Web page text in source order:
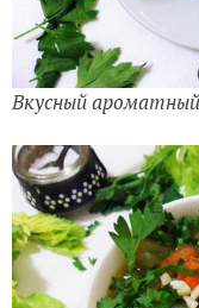
Вкусный ароматный